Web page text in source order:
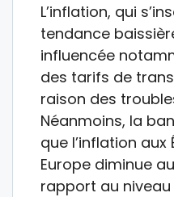
L’inflation, qui
tendance
influencée
des tarifs de
raison des
Néanmoins, la
que l’inflation
Europe diminue
rapport au niveau